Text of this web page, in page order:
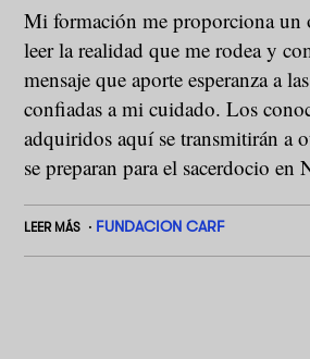
Mi formación me proporciona un
leer la realidad que me rodea y
mensaje que aporte esperanza a
confiadas a mi cuidado. Los
adquiridos aquí se transmitirán a
se preparan para el sacerdocio en
LEER MÁS FUNDACION CARF